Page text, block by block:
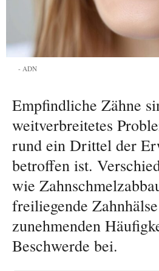
ADN
Empfindliche Zähne
weitverbreitetes
rund ein Drittel der
betroffen ist.
wie
freiliegende
zunehmenden
Beschwerde bei.